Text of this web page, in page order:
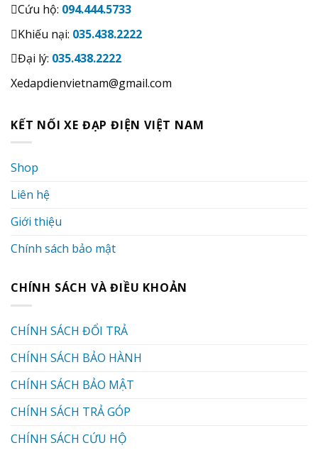
Cứu hộ: 094.444.5733
Khiếu nại: 035.438.2222
Đại lý: 035.438.2222
Xedapdienvietnam@gmail.com
KẾT NỐI XE ĐẠP ĐIỆN VIỆT NAM
Shop
Liên hệ
Giới thiệu
Chính sách bảo mật
CHÍNH SÁCH VÀ ĐIỀU KHOẢN
CHÍNH SÁCH ĐỔI TRẢ
CHÍNH SÁCH BẢO HÀNH
CHÍNH SÁCH BẢO MẬT
CHÍNH SÁCH TRẢ GÓP
CHÍNH SÁCH CỨU HỘ